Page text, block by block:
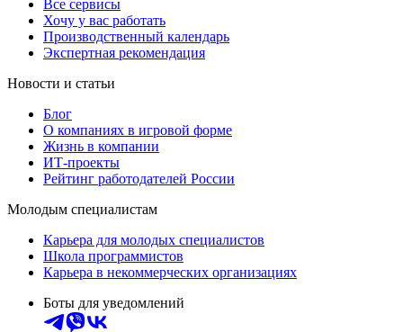
Все сервисы
Хочу у вас работать
Производственный календарь
Экспертная рекомендация
Новости и статьи
Блог
О компаниях в игровой форме
Жизнь в компании
ИТ-проекты
Рейтинг работодателей России
Молодым специалистам
Карьера для молодых специалистов
Школа программистов
Карьера в некоммерческих организациях
Боты для уведомлений